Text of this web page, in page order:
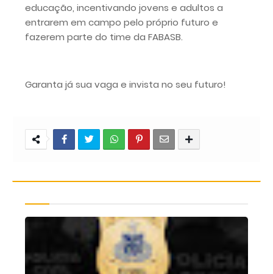
educação, incentivando jovens e adultos a
entrarem em campo pelo próprio futuro e
fazerem parte do time da FABASB.
Garanta já sua vaga e invista no seu futuro!